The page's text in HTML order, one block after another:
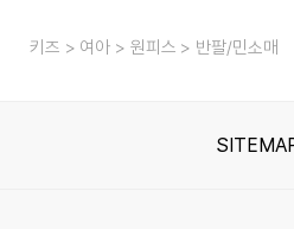
키즈 여아 원피스 반팔/민소매